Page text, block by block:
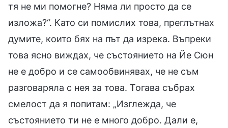
тя не ми помогне? Няма ли просто да се
изложа?“. Като си помислих това, преглътнах
думите, които бях на път да изрека. Въпреки
това ясно виждах, че състоянието на Йе Сюн
не е добро и се самообвинявах, че не съм
разговаряла с нея за това. Тогава събрах
смелост да я попитам: „Изглежда, че
състоянието ти не е много добро. Дали е,